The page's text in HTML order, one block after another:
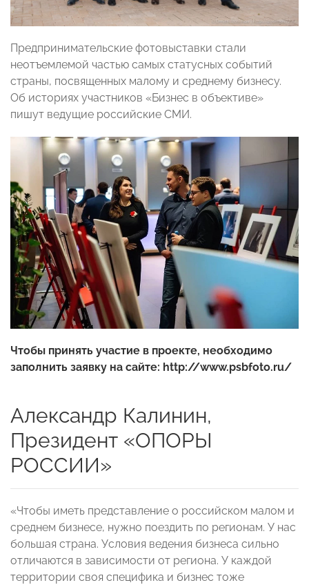
Предпринимательские фотовыставки стали
неотъемлемой частью самых статусных событий
страны, посвященных малому и среднему бизнесу.
Об историях участников «Бизнес в объективе»
пишут ведущие российские СМИ.
Чтобы принять участие в проекте, необходимо
заполнить заявку на сайте: http://www.psbfoto.ru/
Александр Калинин,
Президент «ОПОРЫ
РОССИИ»
«Чтобы иметь представление о российском малом и
среднем бизнесе, нужно поездить по регионам. У нас
большая страна. Условия ведения бизнеса сильно
отличаются в зависимости от региона. У каждой
территории своя специфика и бизнес тоже